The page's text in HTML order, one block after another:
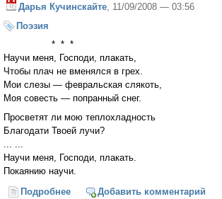
Дарья Кучинскайте , 11/09/2008 — 03:56
Поэзия
* * *
Научи меня, Господи, плакать,
Чтобы плач не вменялся в грех.
Мои слезы — февральская слякоть,
Моя совесть — попранный снег.
Просветят ли мою теплохладность
Благодати Твоей лучи?
... ...
Научи меня, Господи, плакать.
Покаянию научи.
Подробнее о Научи меня, Господи, плакать...
Добавить комментарий